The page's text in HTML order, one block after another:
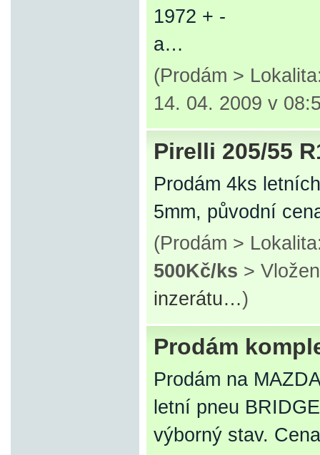
1972 + -
a…
(Prodám >
14. 04. 2009 v
Pirelli 205/55
Prodám 4ks
5mm, původní
(Prodám >
500Kč/ks >
inzerátu…)
Prodám
Prodám na
letní pneu
výborný stav.